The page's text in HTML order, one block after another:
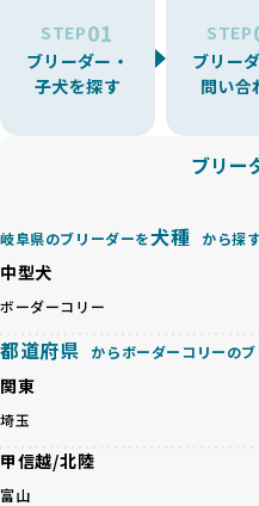
BreederFamiliesでは、アニ
えた6つの絶対基準と12の総
ことを徹底しています。
BreederFamiliesでは、以下
基づいた責任あるブリーディ
さらに、健康管理、社会性の
の質など、ワンちゃんの心身
るかを評価する12項目の総合
り、より高い基準をクリアし
ます。
その結果、合格率10%未満と
良ブリーダーのみが登録され
ゃんを家族のように愛すると
のみを厳選しています。これ
たりストレスを抱えたりする
「少数の犬種に集中」の詳細
すが、無計画な交配には健
の特徴を持つことで予測し
が高く、診断や治療も複雑
待する理想と現実が大きく異
健康と性格を次世代に引き継
避けます。無計画な交配がも
殖を徹底しているのです。
一方、営利優先ブリーダーは
が多く見受けられます。場合
等体格の異なるリスクの高い
STEP01
ブリーダー・
子犬を探す
STEP
ブリー
問い合
ブリー
岐阜県のブリーダーを犬種 から探
中型犬
ボーダーコリー
都道府県 からボーダーコリーの
関東
埼玉
甲信越/北陸
富山